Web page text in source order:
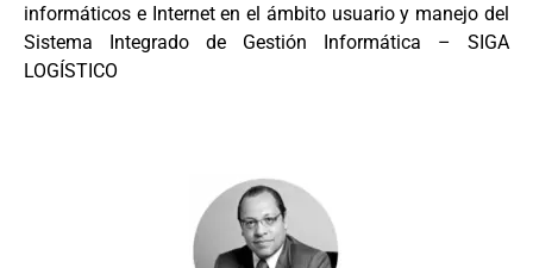
informáticos e Internet en el ámbito usuario y manejo del
Sistema Integrado de Gestión Informática – SIGA
LOGÍSTICO